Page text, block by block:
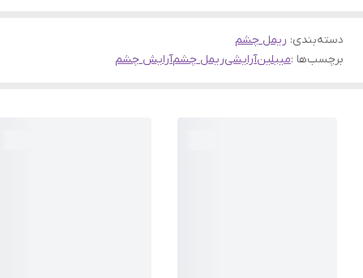
دسته‌بندی: ریمل چشم
برچسب‌ها :میبلینآرایشیریمل چشمآرایش چشم